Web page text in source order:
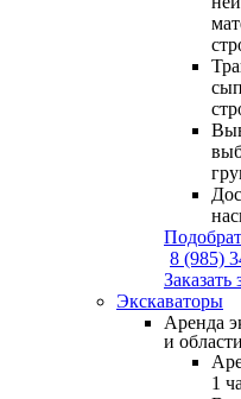
8 (985)
Заказать
Экскаваторы
Аренда
и области
1